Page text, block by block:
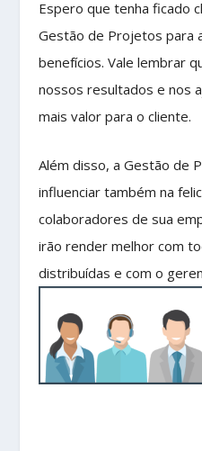
Espero que tenha ficado
Gestão de Projetos para
benefícios. Vale lembrar
nossos resultados e nos
mais valor para o cliente.
Além disso, a Gestão de
influenciar também na
colaboradores de sua
irão render melhor com
distribuídas e com o